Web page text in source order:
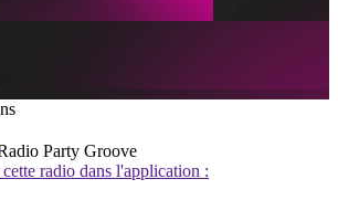
Party Groove
radio dans l'application :